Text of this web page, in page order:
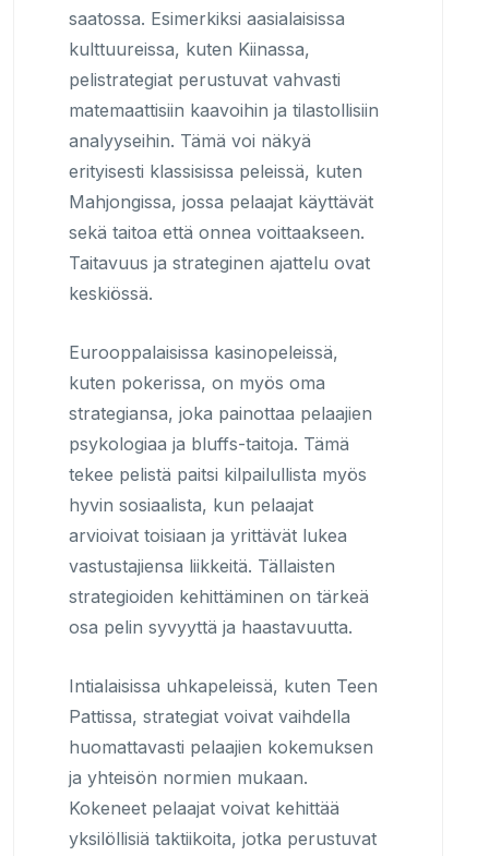
saatossa. Esimerkiksi aasialaisissa
kulttuureissa, kuten Kiinassa,
pelistrategiat perustuvat vahvasti
matemaattisiin kaavoihin ja tilastollisiin
analyyseihin. Tämä voi näkyä
erityisesti klassisissa peleissä, kuten
Mahjongissa, jossa pelaajat käyttävät
sekä taitoa että onnea voittaakseen.
Taitavuus ja strateginen ajattelu ovat
keskiössä.
Eurooppalaisissa kasinopeleissä,
kuten pokerissa, on myös oma
strategiansa, joka painottaa pelaajien
psykologiaa ja bluffs-taitoja. Tämä
tekee pelistä paitsi kilpailullista myös
hyvin sosiaalista, kun pelaajat
arvioivat toisiaan ja yrittävät lukea
vastustajiensa liikkeitä. Tällaisten
strategioiden kehittäminen on tärkeä
osa pelin syvyyttä ja haastavuutta.
Intialaisissa uhkapeleissä, kuten Teen
Pattissa, strategiat voivat vaihdella
huomattavasti pelaajien kokemuksen
ja yhteisön normien mukaan.
Kokeneet pelaajat voivat kehittää
yksilöllisiä taktiikoita, jotka perustuvat